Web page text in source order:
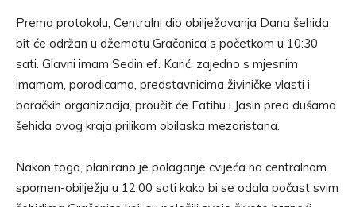
Prema protokolu, Centralni dio obilježavanja Dana šehida
bit će održan u džematu Gračanica s početkom u 10:30
sati. Glavni imam Sedin ef. Karić, zajedno s mjesnim
imamom, porodicama, predstavnicima živiničke vlasti i
boračkih organizacija, proučit će Fatihu i Jasin pred dušama
šehida ovog kraja prilikom obilaska mezaristana.
Nakon toga, planirano je polaganje cvijeća na centralnom
spomen-obilježju u 12:00 sati kako bi se odala počast svim